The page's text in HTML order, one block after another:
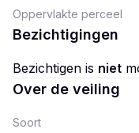
Oppervlakte perceel
Bezichtigingen
Bezichtigen is niet
Over de veiling
Soort